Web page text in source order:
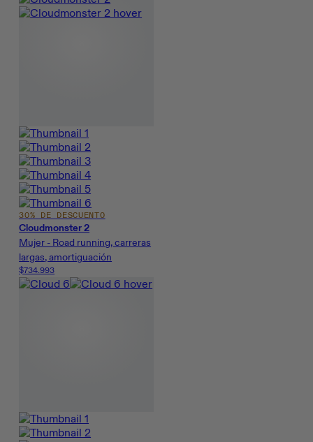
30% DE DESCUENTO
Cloudmonster 2
Mujer - Road running, carreras
largas, amortiguación
$734.993